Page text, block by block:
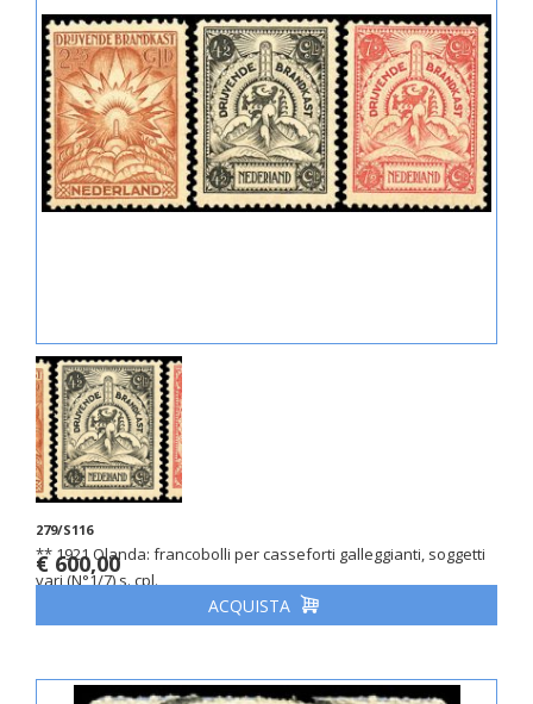
279/S116
** 1921 Olanda: francobolli per casseforti galleggianti, soggetti
vari (N°1/7) s. cpl.
€ 600,00
ACQUISTA